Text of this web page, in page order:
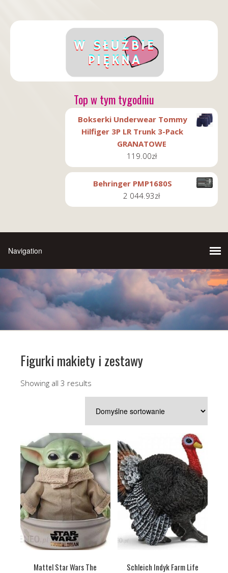
Top w tym tygodniu
Bokserki Underwear Tommy
Hilfiger 3P LR Trunk 3-Pack
GRANATOWE
119.00zł
Behringer PMP1680S
2 044.93zł
Figurki makiety i zestawy
Showing all 3 results
Mattel Star Wars The
Schleich Indyk Farm Life